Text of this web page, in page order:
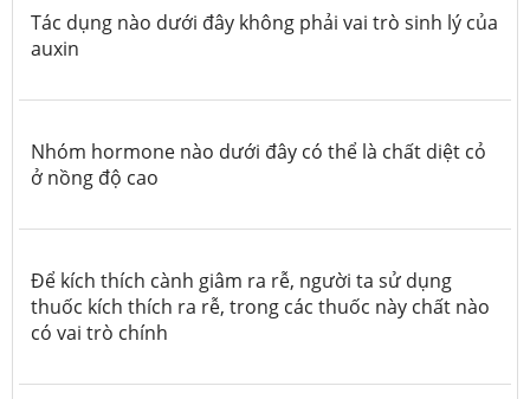
Tác dụng nào dưới đây không phải vai trò sinh lý của
auxin
Nhóm hormone nào dưới đây có thể là chất diệt cỏ
ở nồng độ cao
Để kích thích cành giâm ra rễ, người ta sử dụng
thuốc kích thích ra rễ, trong các thuốc này chất nào
có vai trò chính